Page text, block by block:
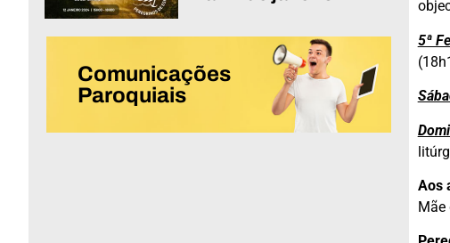
Comunicações
Paroquiais
5ª
Aos
Mãe